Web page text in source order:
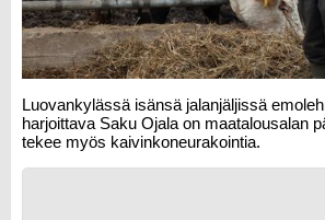
Luovankylässä isänsä jalanjäljissä
harjoittava Saku Ojala on maatalousalan
tekee myös kaivinkoneurakointia.